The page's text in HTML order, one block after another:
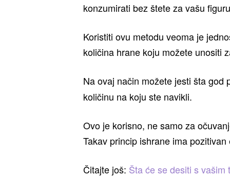
konzumirati bez štete za vašu
Koristiti ovu metodu veoma je
količina hrane koju možete unositi
Na ovaj način možete jesti šta god
količinu na koju ste navikli.
Ovo je korisno, ne samo za
Takav princip ishrane ima
Čitajte još: Šta će se desiti s